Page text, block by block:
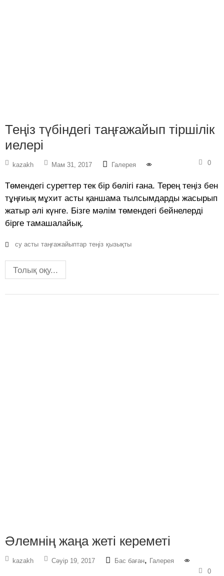
Теңіз түбіндегі таңғажайып тіршілік
иелері
kazakh Мам 31, 2017 Галерея 0
Төмендегі суреттер тек бір бөлігі ғана. Терең теңіз бен
тұңғиық мұхит асты қаншама тылсымдарды жасырып
жатыр әлі күнге. Бізге мәлім төмендегі бейнелерді
бірге тамашалайық.
су асты таңғажайыптар теңіз қызықты
Толық оқу...
Әлемнің жаңа жеті кереметі
kazakh Сәуір 19, 2017 Бас баған, Галерея
0